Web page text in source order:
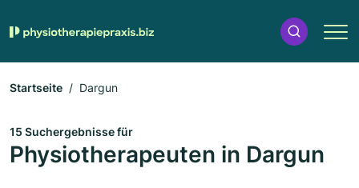
Startseite Dargun
15 Suchergebnisse für
Physiotherapeuten in Dargun